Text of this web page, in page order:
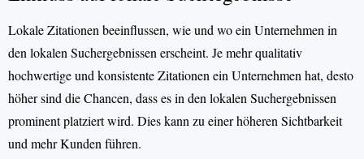
Lokale Zitationen beeinflussen, wie und wo ein Unternehmen in
den lokalen Suchergebnissen erscheint. Je mehr qualitativ
hochwertige und konsistente Zitationen ein Unternehmen hat, desto
höher sind die Chancen, dass es in den lokalen Suchergebnissen
prominent platziert wird. Dies kann zu einer höheren Sichtbarkeit
und mehr Kunden führen.